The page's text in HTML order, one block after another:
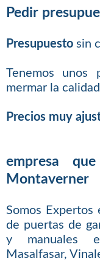
Pedir
Presupuestosin
Tenemos unos
mermar la
Precios muy
empresa
Montaverner
Somos Expertos
de puertas de
y manuales
Masalfasar,